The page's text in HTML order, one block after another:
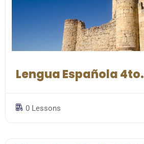
Lengua Española 4to.
0 Lessons